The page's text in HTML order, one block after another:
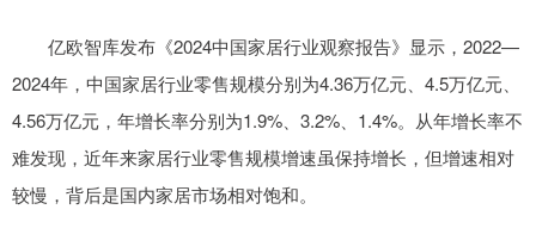
亿欧智库发布《2024中国家居行业观察报告》显示，2022—
2024年，中国家居行业零售规模分别为4.36万亿元、4.5万亿元、
4.56万亿元，年增长率分别为1.9%、3.2%、1.4%。从年增长率不
难发现，近年来家居行业零售规模增速虽保持增长，但增速相对
较慢，背后是国内家居市场相对饱和。